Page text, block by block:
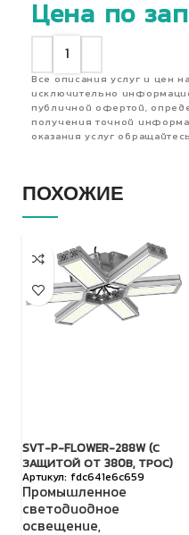
Цена по
Все описания услуг и цен
исключительно
публичной офертой,
получения точной
оказания услуг
ПОХОЖИЕ
SVT-P-FLOWER-288W (С
ЗАЩИТОЙ ОТ 380В, ТРОС)
fdc641e6c659
Промышленное
светодиодное
освещение,